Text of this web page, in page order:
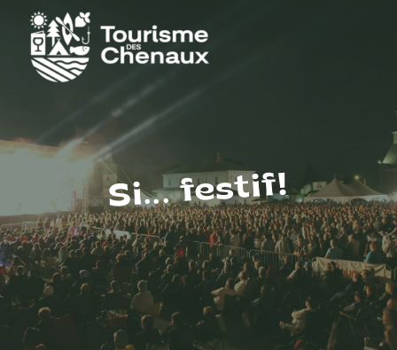
Si... festif!